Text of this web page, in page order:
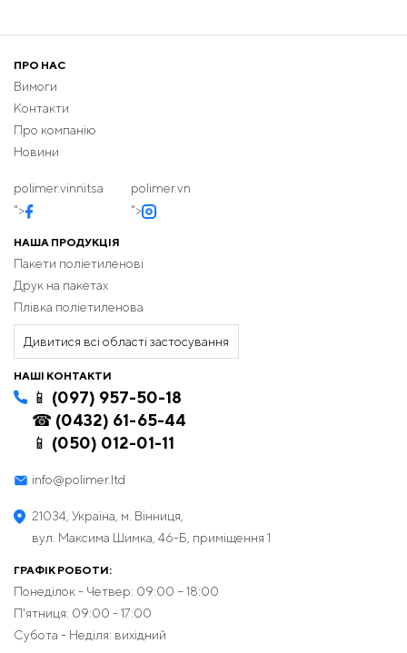
ПРО НАС
Вимоги
Контакти
Про компанію
Новини
polimer.vinnitsa
">
polimer.vn
">
НАША ПРОДУКЦІЯ
Пакети поліетиленові
Друк на пакетах
Плівка поліетиленова
Дивитися всі області застосування
НАШІ КОНТАКТИ
📱 (097) 957-50-18
☎ (0432) 61-65-44
📱 (050) 012-01-11
info@polimer.ltd
21034, Україна, м. Вінниця,
вул. Максима Шимка, 46-Б, приміщення 1
ГРАФІК РОБОТИ:
Понеділок - Четвер: 09:00 − 18:00
П'ятниця: 09:00 - 17:00
Субота - Неділя: вихідний